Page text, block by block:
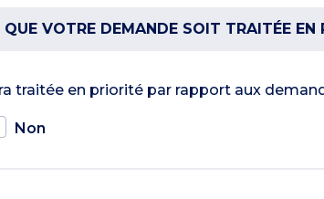
VOTRE DEMANDE SOIT TRAITÉE EN
traitée en priorité par rapport aux
Non